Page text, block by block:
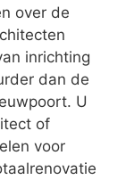
over de
inrichting
dan de
U
of
voor